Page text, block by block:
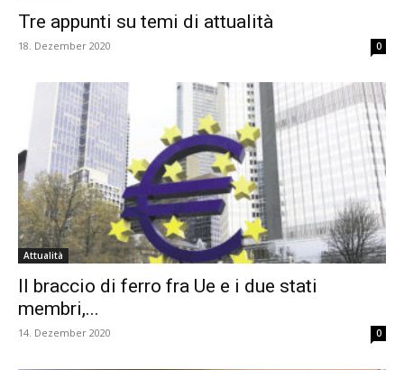
Tre appunti su temi di attualità
18. Dezember 2020 0
Attualità
Il braccio di ferro fra Ue e i due stati
membri,...
14. Dezember 2020 0